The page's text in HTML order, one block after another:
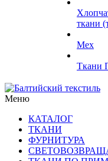
ткани
Мех
Ткани
Меню
КАТАЛОГ
ТКАНИ
ФУРНИТУРА